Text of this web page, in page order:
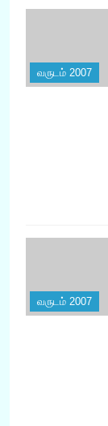
வருடம் 2007
வருடம் 2007